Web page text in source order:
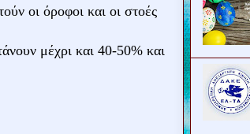
οι όροφοι και οι στοές
μέχρι και 40-50% και